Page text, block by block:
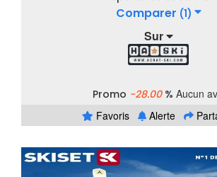
Comparer (1)
Sur
Promo -28.00% Aucun
Favoris
Alerte